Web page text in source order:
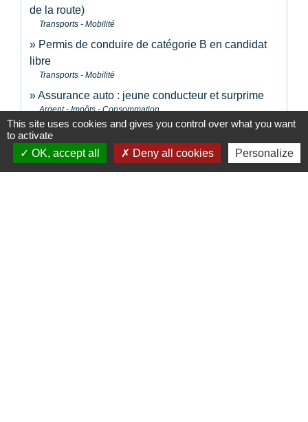
de la route)
Transports - Mobilité
Permis de conduire de catégorie B en candidat
libre
Transports - Mobilité
Assurance auto : jeune conducteur et surprime
Argent - Impôts - Consommation
Équipements obligatoires en voiture : gilet de
sécurité, triangle...
Transports - Mobilité
This site uses cookies and gives you control over what you want
to activate
OK, accept all
Deny all cookies Personalize